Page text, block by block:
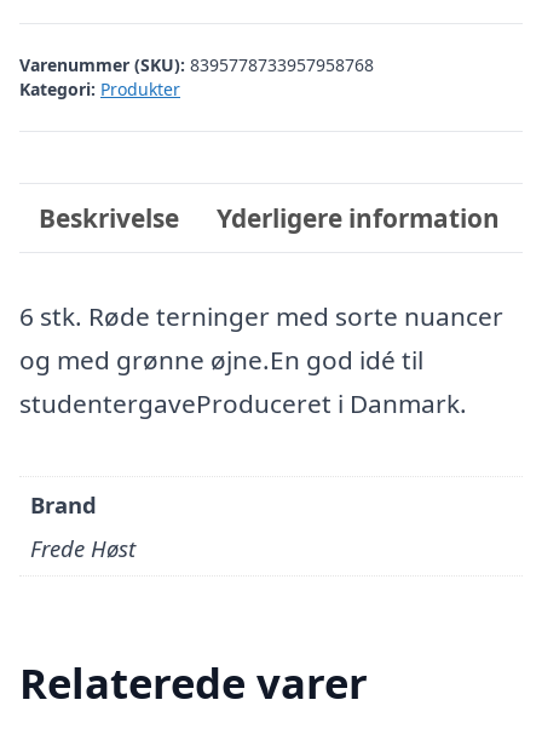
Varenummer (SKU): 8395778733957958768
Kategori: Produkter
Beskrivelse Yderligere information
6 stk. Røde terninger med sorte nuancer
og med grønne øjne.En god idé til
studentergaveProduceret i Danmark.
Brand
Frede Høst
Relaterede varer